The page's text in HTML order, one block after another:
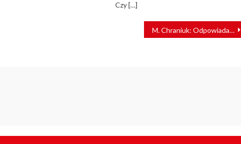
Czy […]
M. Chraniuk: Odpowiadamy na potrzeby podróżnych